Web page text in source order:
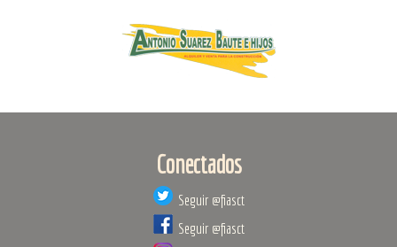
Conectados
Seguir @fiasct
Seguir @fiasct